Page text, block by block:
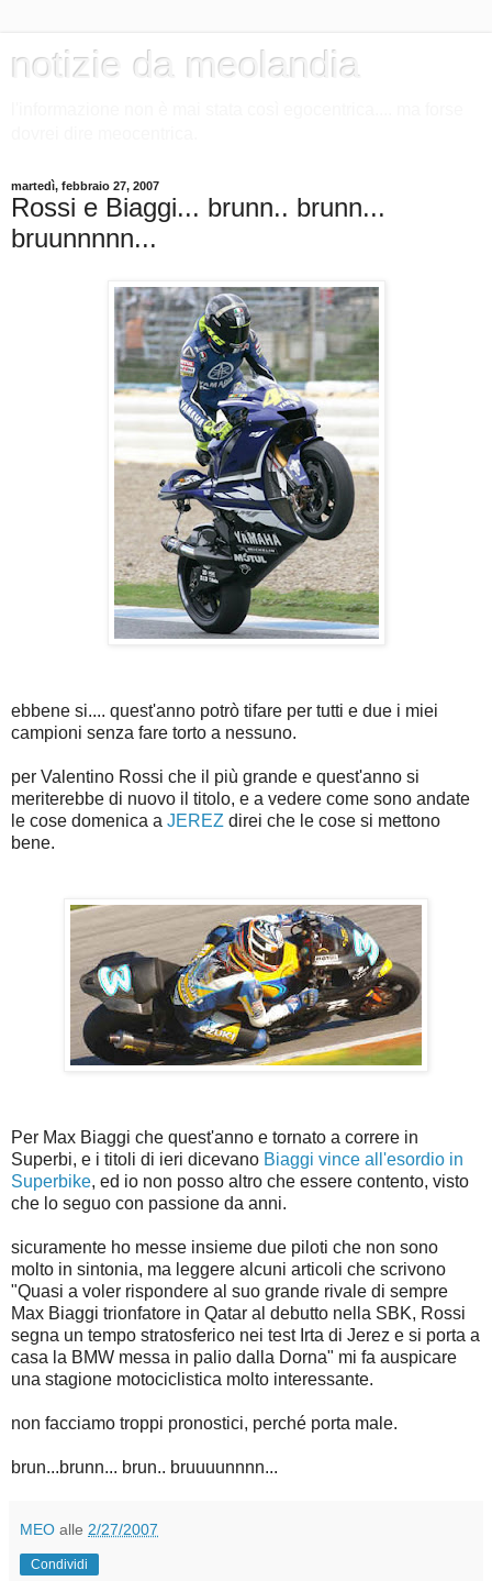
notizie da meolandia
martedì, febbraio 27, 2007
Rossi e Biaggi... brunn.. brunn...
bruunnnnn...
ebbene si.... quest'anno potrò tifare per tutti e due i miei
campioni senza fare torto a nessuno.
per Valentino Rossi che il più grande e quest'anno si
meriterebbe di nuovo il titolo, e a vedere come sono andate
le cose domenica a JEREZ direi che le cose si mettono
bene.
Per Max Biaggi che quest'anno e tornato a correre in
Superbi, e i titoli di ieri dicevano Biaggi vince all'esordio in
Superbike, ed io non posso altro che essere contento, visto
che lo seguo con passione da anni.
sicuramente ho messe insieme due piloti che non sono
molto in sintonia, ma leggere alcuni articoli che scrivono
"Quasi a voler rispondere al suo grande rivale di sempre
Max Biaggi trionfatore in Qatar al debutto nella SBK, Rossi
segna un tempo stratosferico nei test Irta di Jerez e si porta a
casa la BMW messa in palio dalla Dorna" mi fa auspicare
una stagione motociclistica molto interessante.
non facciamo troppi pronostici, perché porta male.
brun...brunn... brun.. bruuuunnnn...
MEO alle 2/27/2007
Condividi